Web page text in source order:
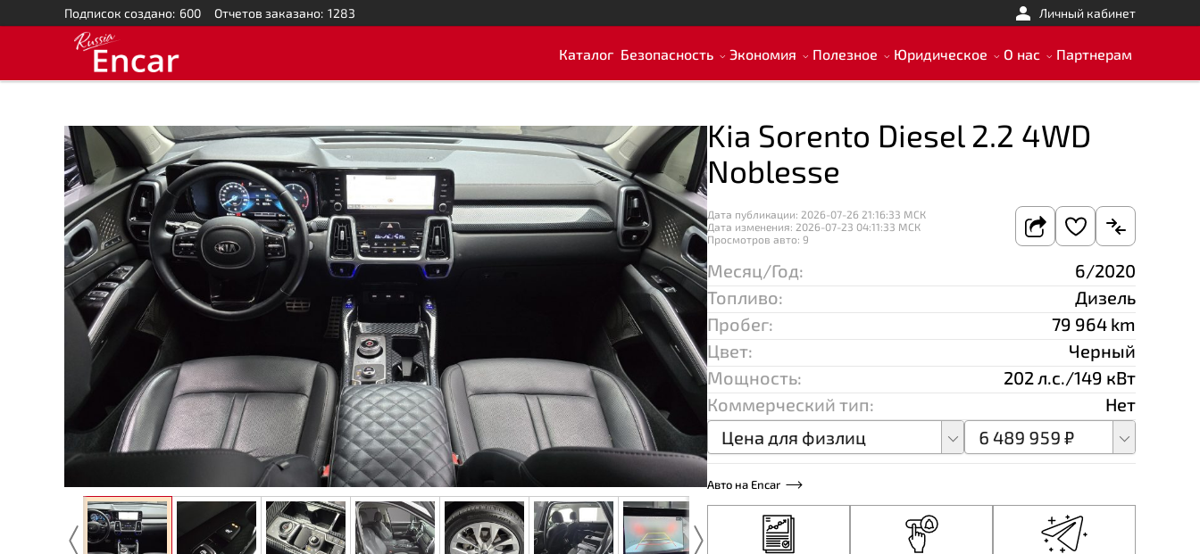
Подписок создано: 600 Отчетов заказано: 1283 Личный кабинет
Каталог Безопасность Экономия Полезное Юридическое О нас Партнерам
Kia Sorento Diesel 2.2 4WD
Noblesse
Дата публикации: 2026-07-26 21:16:33 МСК
Дата изменения: 2026-07-23 04:11:33 МСК
Просмотров авто: 9
Месяц/Год:
6/2020
Топливо:
Дизель
Пробег:
79 964 km
Цвет:
Черный
Мощность:
202 л.с./149 кВт
Коммерческий тип:
Нет
Цена для физлиц
6 489 959 ₽
Авто на Encar